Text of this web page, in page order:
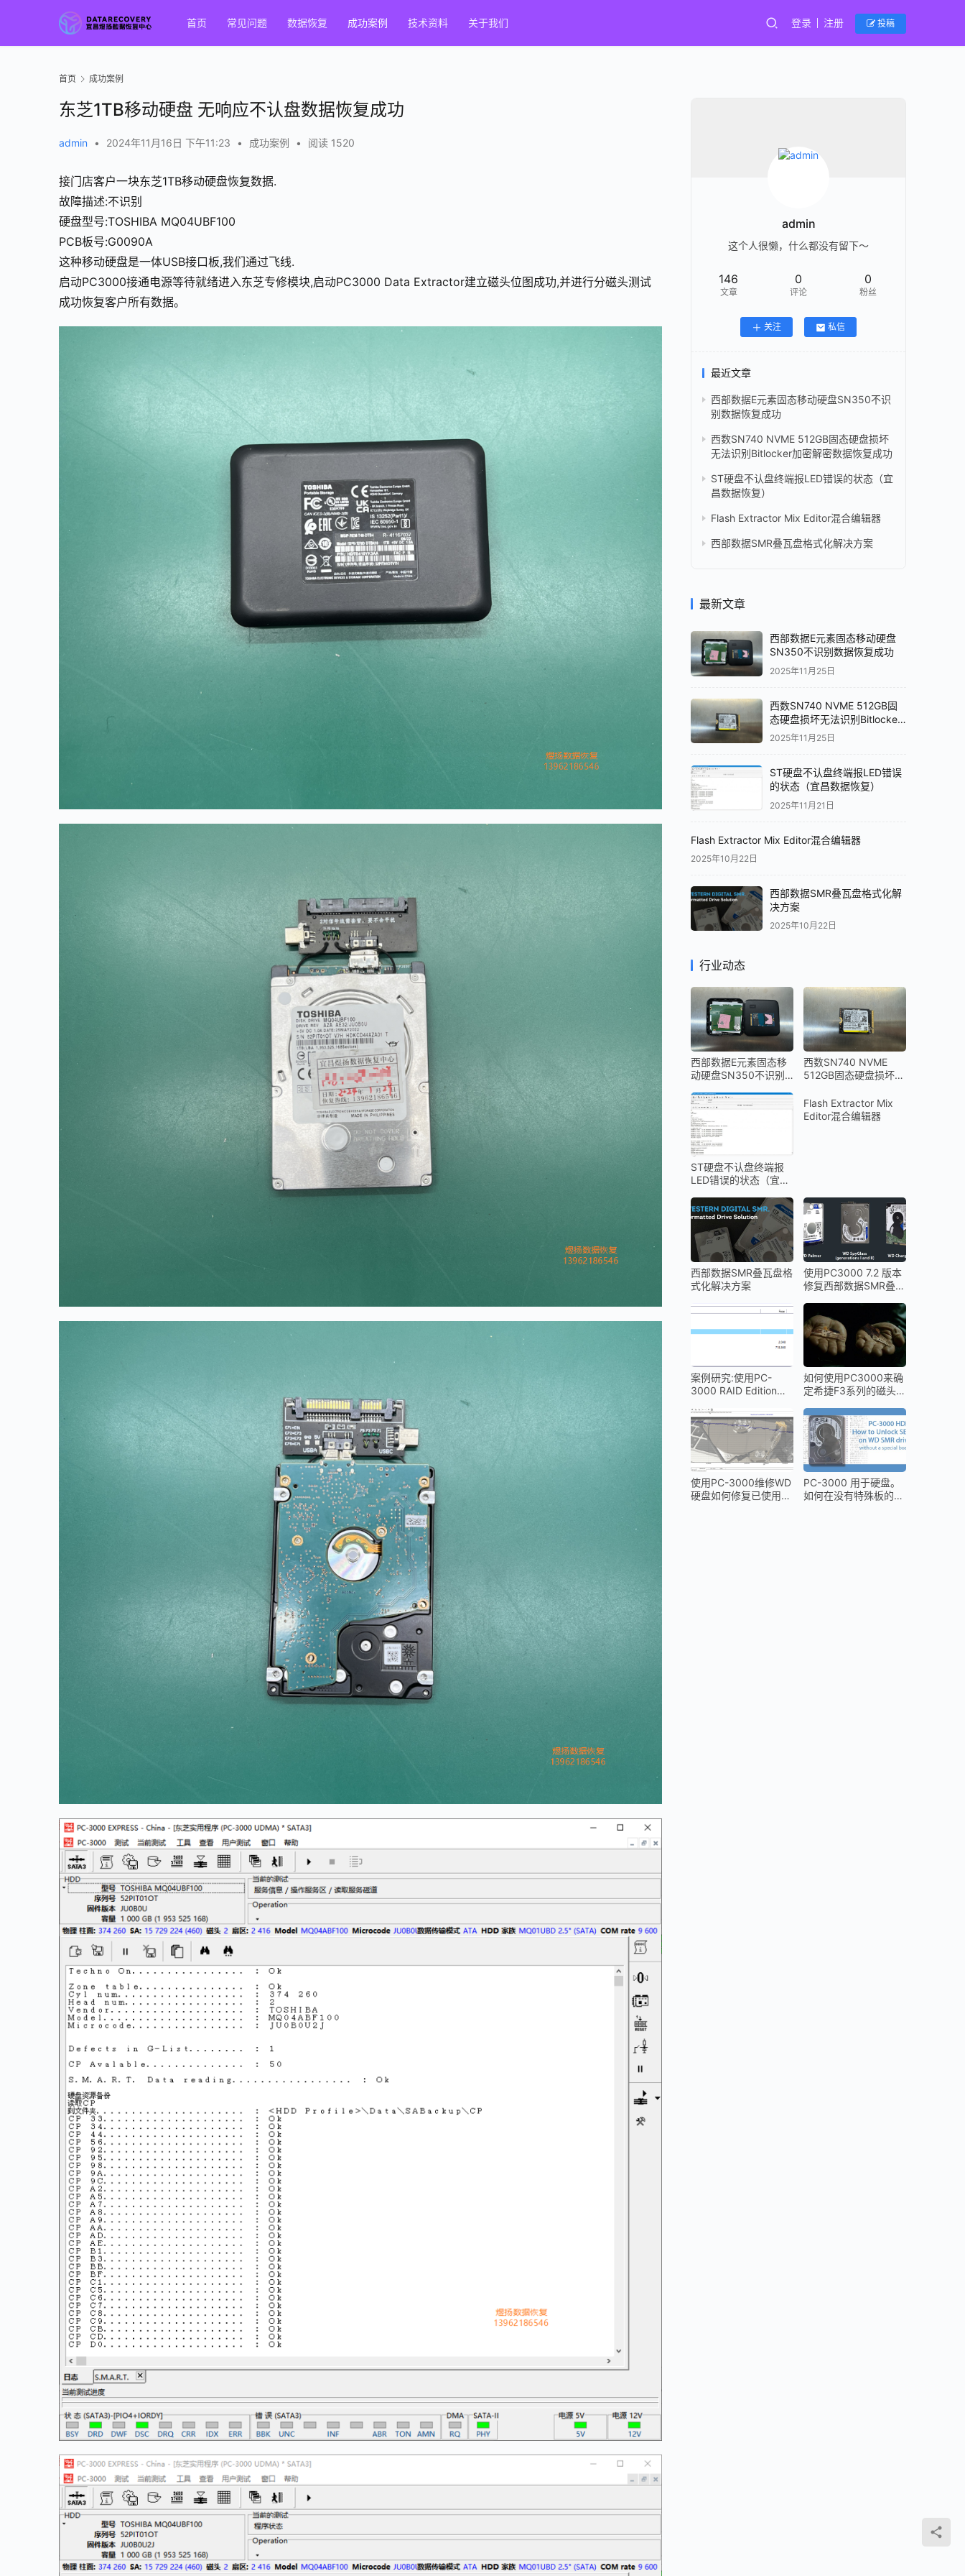
首页 常见问题 数据恢复 成功案例 技术资料 关于我们 登录 注册 投稿
首页 成功案例
东芝1TB移动硬盘 无响应不认盘数据恢复成功
admin • 2024年11月16日 下午11:23 • 成功案例 • 阅读 1520
接门店客户一块东芝1TB移动硬盘恢复数据.
故障描述:不识别
硬盘型号:TOSHIBA MQ04UBF100
PCB板号:G0090A
这种移动硬盘是一体USB接口板,我们通过飞线.
启动PC3000接通电源等待就绪进入东芝专修模块,启动PC3000 Data Extractor建立磁头位图成功,并进行分磁头测试
成功恢复客户所有数据。
admin
这个人很懒，什么都没有留下～
146
文章
0
评论
0
粉丝
关注 私信
最近文章
西部数据E元素固态移动硬盘SN350不识
别数据恢复成功
西数SN740 NVME 512GB固态硬盘损坏
无法识别Bitlocker加密解密数据恢复成功
ST硬盘不认盘终端报LED错误的状态（宜
昌数据恢复）
Flash Extractor Mix Editor混合编辑器
西部数据SMR叠瓦盘格式化解决方案
最新文章
西部数据E元素固态移动硬盘
SN350不识别数据恢复成功
2025年11月25日
西数SN740 NVME 512GB固
态硬盘损坏无法识别Bitlocker
加密解密数据恢复成功
2025年11月25日
ST硬盘不认盘终端报LED错误
的状态（宜昌数据恢复）
2025年11月21日
Flash Extractor Mix Editor混合编辑器
2025年10月22日
西部数据SMR叠瓦盘格式化解
决方案
2025年10月22日
行业动态
西部数据E元素固态移
动硬盘SN350不识别
西数SN740 NVME
512GB固态硬盘损坏无
密数据恢复成功
ST硬盘不认盘终端报
LED错误的状态（宜昌
Flash Extractor Mix
Editor混合编辑器
西部数据SMR叠瓦盘格
式化解决方案
使用PC3000 7.2 版本
修复西部数据SMR叠瓦
案例研究:使用PC-
3000 RAID Edition进
1-2-3一样容易
如何使用PC3000来确
定希捷F3系列的磁头前
使用PC-3000维修WD
硬盘如何修复已使用的
PC-3000 用于硬盘。
如何在没有特殊板的